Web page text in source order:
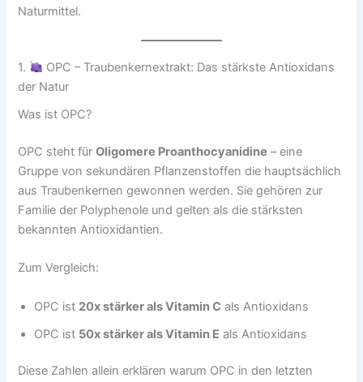
Naturmittel.
1.
OPC – Traubenkernextrakt: Das stärkste Antioxidans
der Natur
Was ist OPC?
OPC steht fürOligomere Proanthocyanidine – eine
Gruppe von sekundären Pflanzenstoffen die hauptsächlich
aus Traubenkernen gewonnen werden. Sie gehören zur
Familie der Polyphenole und gelten als die stärksten
bekannten Antioxidantien.
Zum Vergleich:
OPC ist 20x stärker als Vitamin C als Antioxidans
OPC ist 50x stärker als Vitamin E als Antioxidans
Diese Zahlen allein erklären warum OPC in den letzten